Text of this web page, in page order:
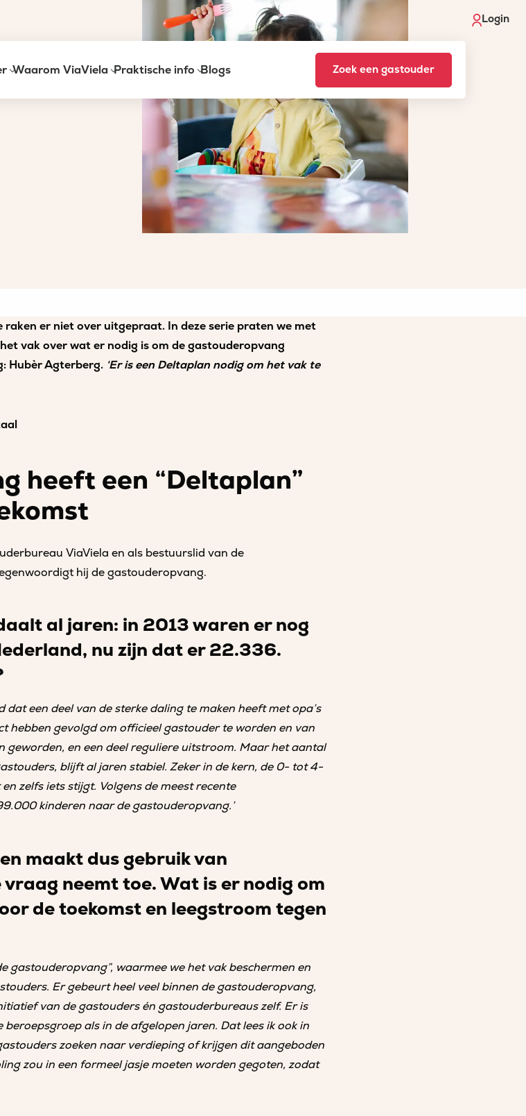
Login
Waarom ViaViela Praktische info Blogs Zoek een gastouder
er niet over uitgepraat. In deze serie praten we met
vak over wat er nodig is om de gastouderopvang
Hubèr Agterberg. ‘Er is een Deltaplan nodig om het vak te
heeft een “Deltaplan”
ViaViela en als bestuurslid van de
hij de gastouderopvang.
al jaren: in 2013 waren er nog
nu zijn dat er 22.336.
dat een deel van de sterke daling te maken heeft met opa’s
hebben gevolgd om officieel gastouder te worden en van
geworden, en een deel reguliere uitstroom. Maar het aantal
blijft al jaren stabiel. Zeker in de kern, de 0- tot 4-
zelfs iets stijgt. Volgens de meest recente
kinderen naar de gastouderopvang.’
maakt dus gebruik van
neemt toe. Wat is er nodig om
de toekomst en leegstroom tegen
gastouderopvang”, waarmee we het vak beschermen en
Er gebeurt heel veel binnen de gastouderopvang,
van de gastouders én gastouderbureaus zelf. Er is
als in de afgelopen jaren. Dat lees ik ook in
zoeken naar verdieping of krijgen dit aangeboden
zou in een formeel jasje moeten worden gegoten, zodat